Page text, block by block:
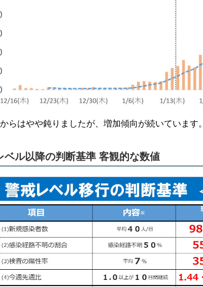
らはやや鈍りましたが、増加傾向が続いています。
ベル以降の判断基準 客観的な数値